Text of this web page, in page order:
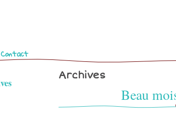
Contact
Archives
Beau